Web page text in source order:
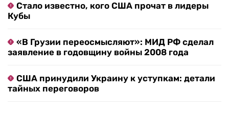
Стало известно, кого США прочат в лидеры
Кубы
«В Грузии переосмысляют»: МИД РФ сделал
заявление в годовщину войны 2008 года
США принудили Украину к уступкам: детали
тайных переговоров